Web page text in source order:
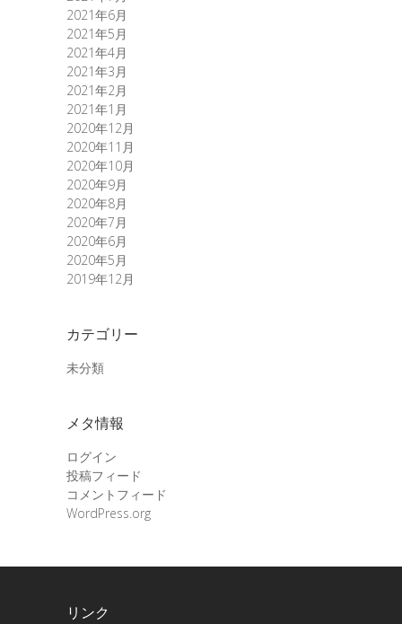
2021年6月
2021年5月
2021年4月
2021年3月
2021年2月
2021年1月
2020年12月
2020年11月
2020年10月
2020年9月
2020年8月
2020年7月
2020年6月
2020年5月
2019年12月
カテゴリー
未分類
メタ情報
ログイン
投稿フィード
コメントフィード
WordPress.org
リンク